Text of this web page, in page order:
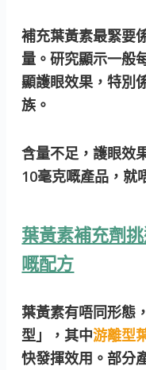
補充葉黃素最緊要
量。研究顯示一般
顯護眼效果，特別
族。
含量不足，護眼效
10毫克嘅產品，就
葉黃素補充劑
嘅配方
葉黃素有唔同形態
型」，其中游離型
快發揮效用。部分